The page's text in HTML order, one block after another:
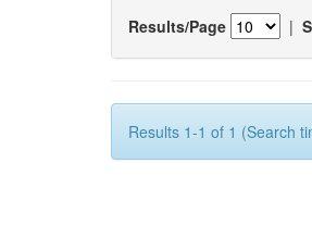
Results/Page |
Results 1-1 of 1 (Search